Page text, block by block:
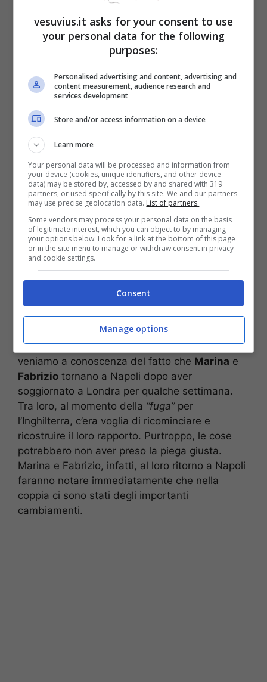
Un Posto al Sole, le
anticipazioni del 14
marzo
Marina è pensierosa (via screenshot)
anticipazionidiUn Posto al Sole
puntata che andrà in ondalunedì 14 marzo
veniamo a conoscenza del fatto che Marina e
Fabrizio tornano a Napoli dopo aver
soggiornato a Londra per qualche settimana.
Tra loro, al momento della “fuga”per
l’Inghilterra, c’era voglia di ricominciare e
ricostruire il loro rapporto. Purtroppo, le cose
potrebbero non aver preso la piega giusta.
Marina e Fabrizio, infatti, al loro ritorno a Napoli
faranno notare immediatamente che nella
coppia ci sono stati degli importanti
cambiamenti.
vesuvius.it asks for your consent to use
your personal data for the following
purposes:
Personalised advertising and content, advertising and
content measurement, audience research and
services development
Store and/or access information on a device
Learn more
Your personal data will be processed and information from
your device (cookies, unique identifiers, and other device
data) may be stored by, accessed by and shared with 319
partners, or used specifically by this site. We and our partners
may use precise geolocation data. List of partners.
Some vendors may process your personal data on the basis
of legitimate interest, which you can object to by managing
your options below. Look for a link at the bottom of this page
or in the site menu to manage or withdraw consent in privacy
and cookie settings.
Consent
Manage options